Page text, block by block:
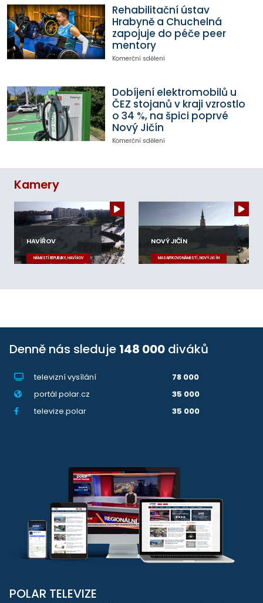
Rehabilitační ústav
Hrabyně a Chuchelná
zapojuje do péče peer
mentory
Komerční sdělení
Dobíjení elektromobilů u
ČEZ stojanů v kraji vzrostlo
o 34 %, na špici poprvé
Nový Jičín
Komerční sdělení
Kamery
HAVÍŘOV
NÁMĚSTÍ REPUBLIKY, HAVÍŘOV
NOVÝ JIČÍN
MASARYKOVO NÁMĚSTÍ, NOVÝ JIČÍN
Denně nás sleduje 148 000 diváků
televizní vysílání
78 000
portál polar.cz
35 000
televize.polar
35 000
POLAR TELEVIZE